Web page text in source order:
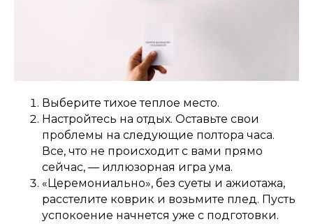
Выберите тихое теплое место.
Настройтесь на отдых. Оставьте свои
проблемы на следующие полтора часа.
Все, что не происходит с вами прямо
сейчас, — иллюзорная игра ума.
«Церемониально», без суеты и ажиотажа,
расстелите коврик и возьмите плед. Пусть
успокоение начнется уже с подготовки.